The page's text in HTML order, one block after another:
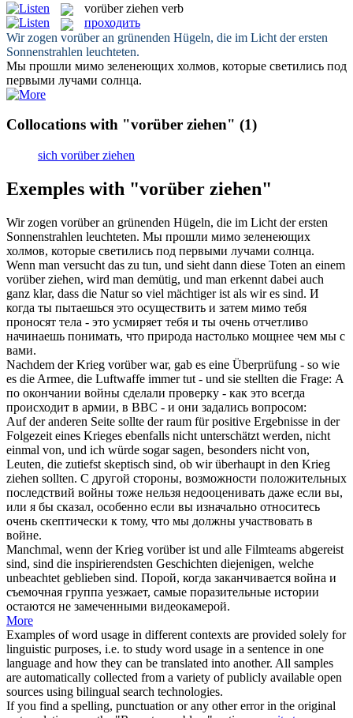
vorüber ziehen verb
проходить
Wirzogen vorüberan grünenden Hügeln, die im Licht der ersten
Sonnenstrahlen leuchteten.
Мы прошли мимо зеленеющих холмов, которые светились под
первыми лучами солнца.
Collocations with "vorüber ziehen" (1)
sich vorüber ziehen
Exemples with "vorüber ziehen"
Wirzogen vorüberan grünenden Hügeln, die im Licht der ersten
Sonnenstrahlen leuchteten. Мы прошли мимо зеленеющих
холмов, которые светились под первыми лучами солнца.
Wenn man versucht das zu tun, und sieht dann diese Toten an einem
vorüber ziehen, wird man demütig, und man erkennt dabei auch
ganz klar, dass die Natur so viel mächtiger ist als wir es sind. И
когда ты пытаешься это осуществить и затем мимо тебя
проносят тела - это усмиряет тебя и ты очень отчетливо
начинаешь понимать, что природа настолько мощнее чем мы с
вами.
Nachdem der Krieg vorüberwar, gab es eine Überprüfung - so wie
es die Armee, die Luftwaffe immer tut - und sie stellten die Frage: А
по окончании войны сделали проверку - как это всегда
происходит в армии, в ВВС - и они задались вопросом:
Auf der anderen Seite sollte der raum für positive Ergebnisse in der
Folgezeit eines Krieges ebenfalls nicht unterschätzt werden, nicht
einmal von, und ich würde sogar sagen, besonders nicht von,
Leuten, die zutiefst skeptisch sind, ob wir überhaupt in den Krieg
ziehen sollten. С другой стороны, возможности положительных
последствий войны тоже нельзя недооценивать даже если вы,
или я бы сказал, особенно если вы изначально относитесь
очень скептически к тому, что мы должны участвовать в
войне.
Manchmal, wenn der Krieg vorüberist und alle Filmteams abgereist
sind, sind die inspirierendsten Geschichten diejenigen, welche
unbeachtet geblieben sind. Порой, когда заканчивается война и
съемочная группа уезжает, самые поразительные истории
остаются не замеченными видеокамерой.
More
Examples of word usage in different contexts are provided solely for
linguistic purposes, i.e. to study word usage in a sentence in one
language and how they can be translated into another. All samples
are automatically collected from a variety of publicly available open
sources using bilingual search technologies.
If you find a spelling, punctuation or any other error in the original